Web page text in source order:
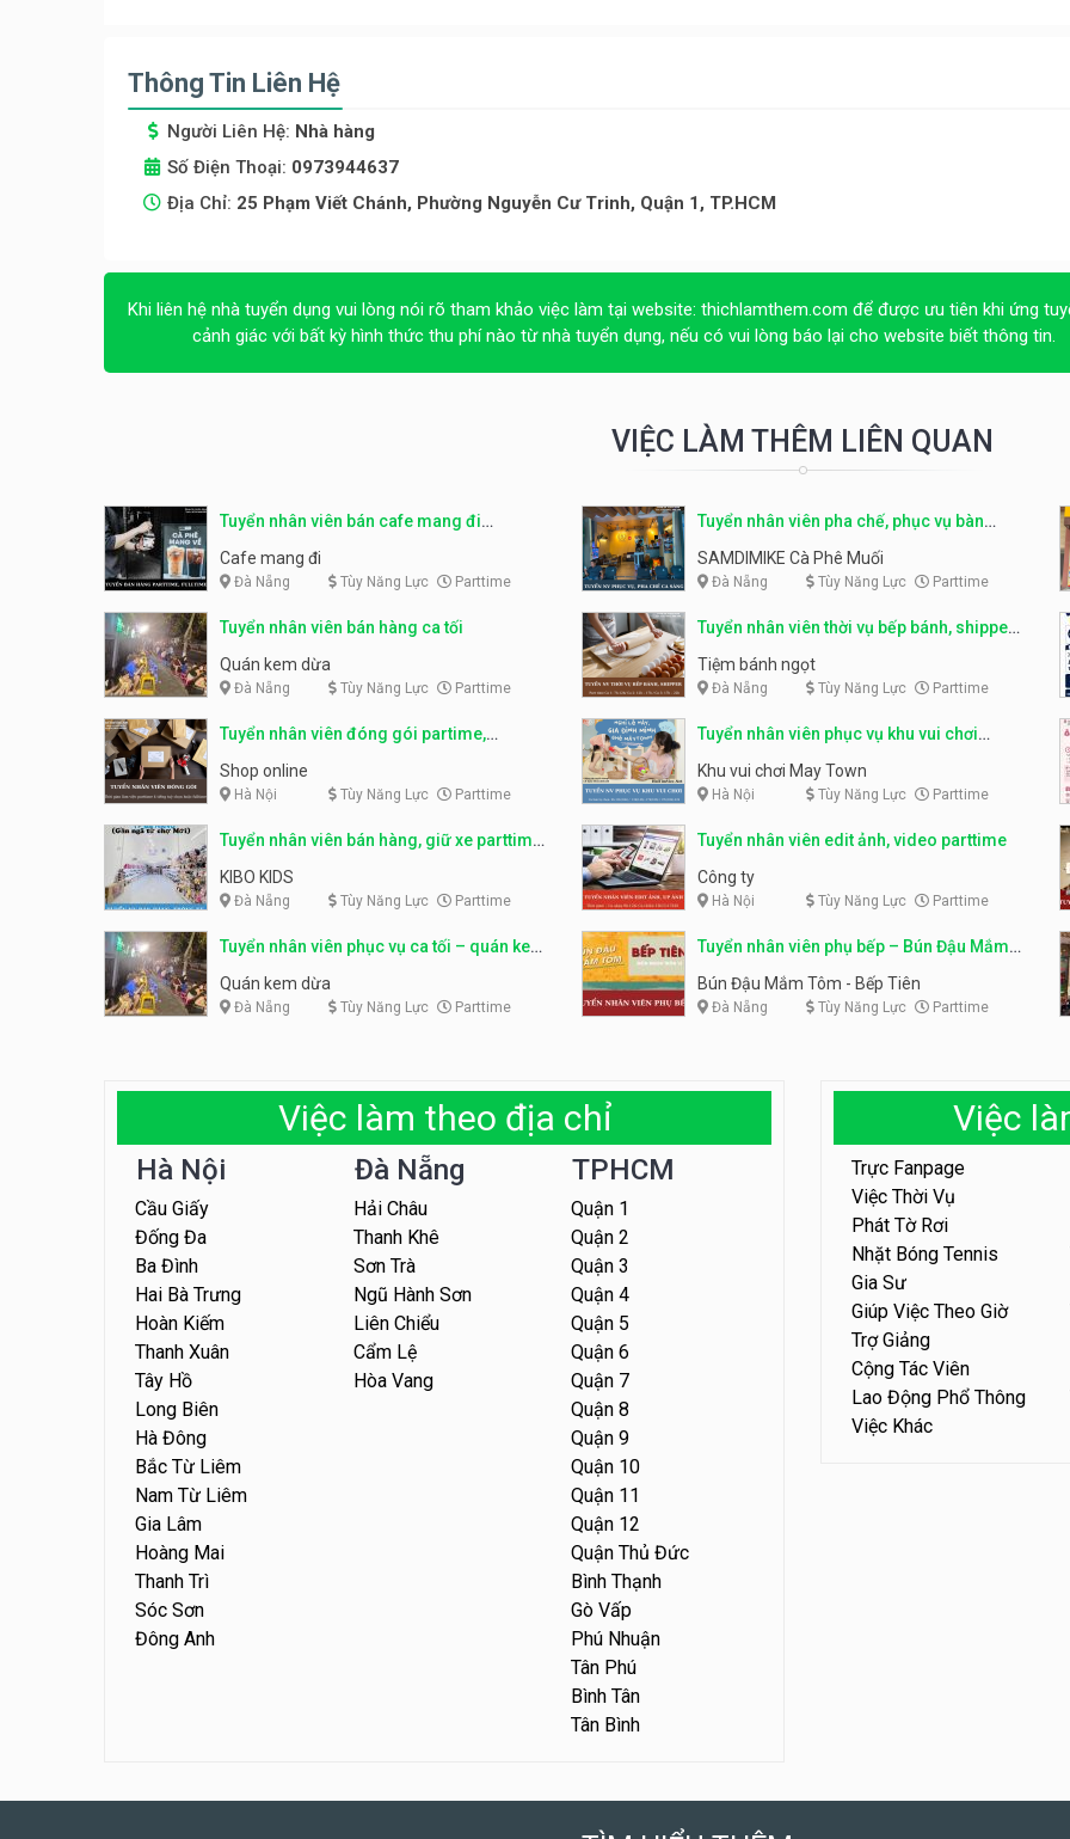
Thông Tin Liên Hệ
Người Liên Hệ: Nhà hàng
Số Điện Thoại: 0973944637
Địa Chỉ: 25 Phạm Viết Chánh, Phường Nguyễn Cư Trinh, Quận 1, TP.HCM
Khi liên hệ nhà tuyển dụng vui lòng nói rõ tham khảo việc làm tại website: thichlamthem.com để được ưu tiên khi ứng
cảnh giác với bất kỳ hình thức thu phí nào từ nhà tuyển dụng, nếu có vui lòng báo lại cho website biết thông tin.
VIỆC LÀM THÊM LIÊN QUAN
Tuyển nhân viên bán cafe mang đi
parttime, fulltime
Cafe mang đi
Đà Nẵng Tùy Năng Lực Parttime
Tuyển nhân viên pha chế, phục vụ bàn
parttime
SAMDIMIKE Cà Phê Muối
Đà Nẵng Tùy Năng Lực Parttime
Tuyển nhân viên bán hàng ca tối
Quán kem dừa
Đà Nẵng Tùy Năng Lực Parttime
Tuyển nhân viên thời vụ bếp bánh, shipper
parttime
Tiệm bánh ngọt
Đà Nẵng Tùy Năng Lực Parttime
Tuyển nhân viên đóng gói partime,
fulltime
Shop online
Hà Nội Tùy Năng Lực Parttime
Tuyển nhân viên phục vụ khu vui chơi
parttime linh động
Khu vui chơi May Town
Hà Nội Tùy Năng Lực Parttime
Tuyển nhân viên bán hàng, giữ xe parttime
– Kibo Kid
KIBO KIDS
Đà Nẵng Tùy Năng Lực Parttime
Tuyển nhân viên edit ảnh, video parttime
Công ty
Hà Nội Tùy Năng Lực Parttime
Tuyển nhân viên phục vụ ca tối – quán kem
dừa
Quán kem dừa
Đà Nẵng Tùy Năng Lực Parttime
Tuyển nhân viên phụ bếp – Bún Đậu Mắm
Tôm – Bếp Tiên
Bún Đậu Mắm Tôm - Bếp Tiên
Đà Nẵng Tùy Năng Lực Parttime
Việc làm theo địa chỉ
Hà Nội
Cầu Giấy
Đống Đa
Ba Đình
Hai Bà Trưng
Hoàn Kiếm
Thanh Xuân
Tây Hồ
Long Biên
Hà Đông
Bắc Từ Liêm
Nam Từ Liêm
Gia Lâm
Hoàng Mai
Thanh Trì
Sóc Sơn
Đông Anh
Đà Nẵng
Hải Châu
Thanh Khê
Sơn Trà
Ngũ Hành Sơn
Liên Chiểu
Cẩm Lệ
Hòa Vang
TPHCM
Quận 1
Quận 2
Quận 3
Quận 4
Quận 5
Quận 6
Quận 7
Quận 8
Quận 9
Quận 10
Quận 11
Quận 12
Quận Thủ Đức
Bình Thạnh
Gò Vấp
Phú Nhuận
Tân Phú
Bình Tân
Tân Bình
Việc
Trực Fanpage
Việc Thời Vụ
Phát Tờ Rơi
Nhặt Bóng Tennis
Gia Sư
Giúp Việc Theo Giờ
Trợ Giảng
Cộng Tác Viên
Lao Động Phổ Thông
Việc Khác